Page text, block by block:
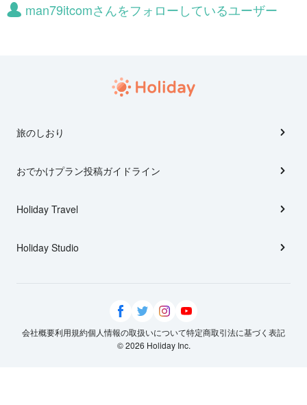
man79itcomさんをフォローしているユーザー
旅のしおり
おでかけプラン投稿ガイドライン
Holiday Travel
Holiday Studio
会社概要利用規約個人情報の取扱いについて特定商取引法に基づく表記
© 2026 Holiday Inc.